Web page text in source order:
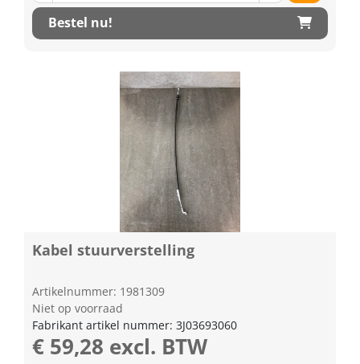
Bestel nu!
Kabel stuurverstelling
Artikelnummer: 1981309
Niet op voorraad
Fabrikant artikel nummer: 3J03693060
€ 59,28 excl. BTW